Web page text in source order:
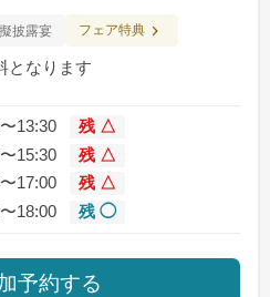
披露宴 フェア特典
となります
13:30
残 △
15:30
残 △
17:00
残 △
18:00 残 ◯
予約する